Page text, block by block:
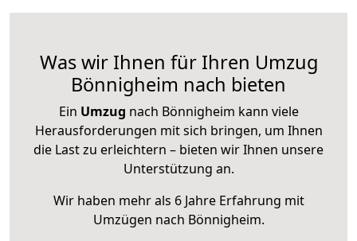
Was wir Ihnen für Ihren Umzug
Bönnigheim nach bieten
Ein Umzug nach Bönnigheim kann viele
Herausforderungen mit sich bringen, um Ihnen
die Last zu erleichtern – bieten wir Ihnen unsere
Unterstützung an.
Wir haben mehr als 6 Jahre Erfahrung mit
Umzügen nach Bönnigheim.